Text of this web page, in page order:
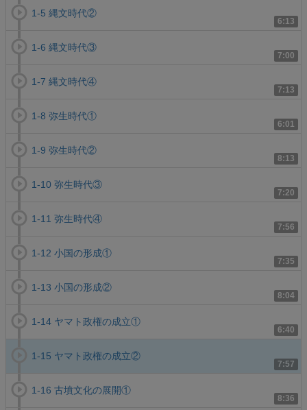
6:13
1-5 縄文時代②
7:00
1-6 縄文時代③
7:13
1-7 縄文時代④
6:01
1-8 弥生時代①
8:13
1-9 弥生時代②
7:20
1-10 弥生時代③
7:56
1-11 弥生時代④
7:35
1-12 小国の形成①
8:04
1-13 小国の形成②
6:40
1-14 ヤマト政権の成立①
7:57
1-15 ヤマト政権の成立②
8:36
1-16 古墳文化の展開①